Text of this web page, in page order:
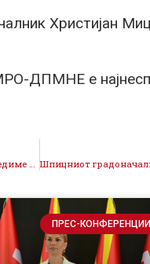
Христијан
ДПМНЕ е
Костадинов: Сите имаме одговорност да обезбедиме сигурна сегашност и иднина за нашите граѓани
ПРЕС-КОНФЕРЕНЦИИ